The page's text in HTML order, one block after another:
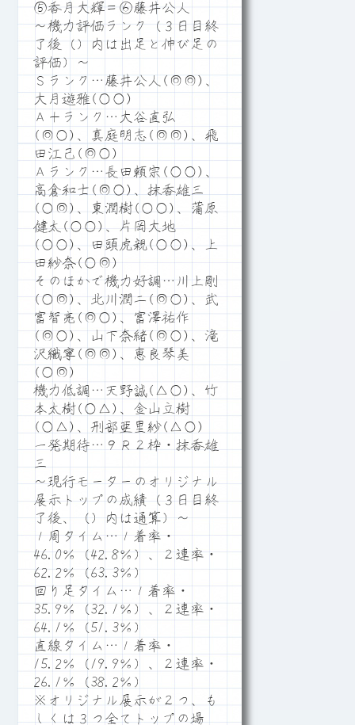
⑤香月大輝＝⑥藤井公人
～機力評価ランク（３日目終
了後（）内は出足と伸び足の
評価）～
Ｓランク…藤井公人(◎◎)、
大月遊雅(○○)
Ａ＋ランク…大谷直弘
(◎○)、真庭明志(◎◎)、飛
田江己(◎○)
Ａランク…長田頼宗(○○)、
高倉和士(◎○)、抹香雄三
(○◎)、東潤樹(○○)、蒲原
健太(○○)、片岡大地
(○○)、田頭虎親(○○)、上
田紗奈(○◎)
そのほかで機力好調…川上剛
(○◎)、北川潤二(◎○)、武
富智亮(◎○)、富澤祐作
(◎○)、山下奈緒(◎○)、滝
沢織寧(◎◎)、恵良琴美
(○◎)
機力低調…天野誠(△○)、竹
本太樹(○△)、金山立樹
(○△)、刑部亜里紗(△○)
一発期待…９Ｒ２枠・抹香雄
三
～現行モーターのオリジナル
展示トップの成績（３日目終
了後、（）内は通算）～
１周タイム…１着率・
46.0％（42.8％）、２連率・
62.2％（63.3％）
回り足タイム…１着率・
35.9％（32.1％）、２連率・
64.1％（51.3％）
直線タイム…１着率・
15.2％（19.9％）、２連率・
26.1％（38.2％）
※オリジナル展示が２つ、も
しくは３つ全てトップの場